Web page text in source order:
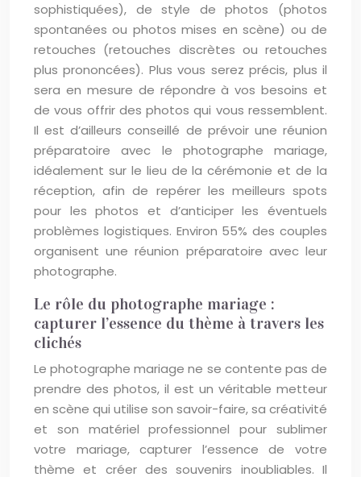
sophistiquées), de style de photos (photos
spontanées ou photos mises en scène) ou de
retouches (retouches discrètes ou retouches
plus prononcées). Plus vous serez précis, plus il
sera en mesure de répondre à vos besoins et
de vous offrir des photos qui vous ressemblent.
Il est d’ailleurs conseillé de prévoir une réunion
préparatoire avec le photographe mariage,
idéalement sur le lieu de la cérémonie et de la
réception, afin de repérer les meilleurs spots
pour les photos et d’anticiper les éventuels
problèmes logistiques. Environ 55% des couples
organisent une réunion préparatoire avec leur
photographe.
Le rôle du photographe mariage :
capturer l’essence du thème à travers les
clichés
Le photographe mariage ne se contente pas de
prendre des photos, il est un véritable metteur
en scène qui utilise son savoir-faire, sa créativité
et son matériel professionnel pour sublimer
votre mariage, capturer l’essence de votre
thème et créer des souvenirs inoubliables. Il